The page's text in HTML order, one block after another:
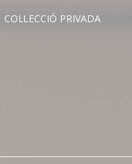
COL·LECCIÓ PRIVADA